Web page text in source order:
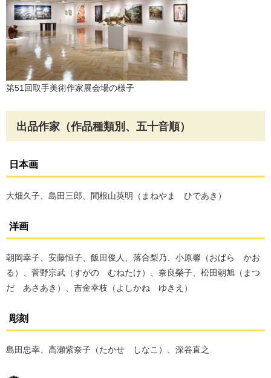
第51回取手美術作家展会場の様子
出品作家（作品種類別、五十音順）
日本画
大畑久子、島田三郎、間根山英明（まねやま ひであき）
洋画
朝岡幸子、安藤恒子、飯田俊人、落合梨乃、小原馨（おばら かお
る）、菅野宗武（すがの むねたけ）、奈良榮子、松田朝旭（まつ
だ あさあき）、吉金幸枝（よしかね ゆきえ）
彫刻
島田忠幸、高瀬紫奈子（たかせ しなこ）、深谷直之